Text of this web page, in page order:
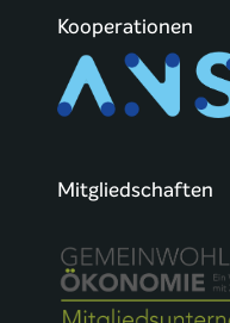
Kooperationen
Mitgliedschaften